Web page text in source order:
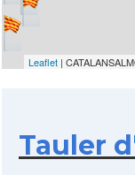
Leaflet |
Tauler